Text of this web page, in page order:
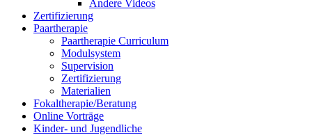
Andere Videos
Zertifizierung
Paartherapie
Paartherapie Curriculum
Modulsystem
Supervision
Zertifizierung
Materialien
Fokaltherapie/Beratung
Online Vorträge
Kinder- und Jugendliche